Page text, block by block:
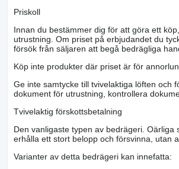
Priskoll
Innan du bestämmer dig för att göra ett
utrustning. Om priset på erbjudandet du
försök från säljaren att begå bedrägliga
Köp inte produkter där priset är för
Ge inte samtycke till tvivelaktiga löften och
dokument för utrustning, kontrollera
Tvivelaktig förskottsbetalning
Den vanligaste typen av bedrägeri.
erhålla ett stort belopp och försvinna, utan
Varianter av detta bedrägeri kan innefatta: